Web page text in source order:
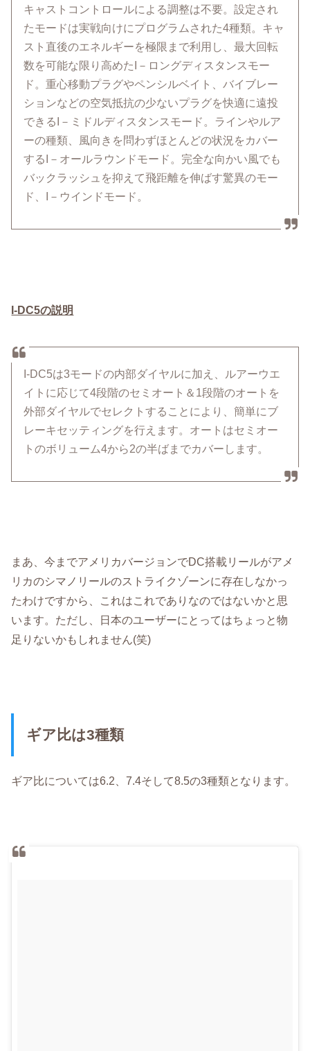
キャストコントロールによる調整は不要。設定され
たモードは実戦向けにプログラムされた4種類。キャ
スト直後のエネルギーを極限まで利用し、最大回転
数を可能な限り高めたI－ロングディスタンスモー
ド。重心移動プラグやペンシルベイト、バイブレー
ションなどの空気抵抗の少ないプラグを快適に遠投
できるI－ミドルディスタンスモード。ラインやルア
ーの種類、風向きを問わずほとんどの状況をカバー
するI－オールラウンドモード。完全な向かい風でも
バックラッシュを抑えて飛距離を伸ばす驚異のモー
ド、I－ウインドモード。
I-DC5の説明
I-DC5は3モードの内部ダイヤルに加え、ルアーウエ
イトに応じて4段階のセミオート＆1段階のオートを
外部ダイヤルでセレクトすることにより、簡単にブ
レーキセッティングを行えます。オートはセミオー
トのボリューム4から2の半ばまでカバーします。
まあ、今までアメリカバージョンでDC搭載リールがアメ
リカのシマノリールのストライクゾーンに存在しなかっ
たわけですから、これはこれでありなのではないかと思
います。ただし、日本のユーザーにとってはちょっと物
足りないかもしれません(笑)
ギア比は3種類
ギア比については6.2、7.4そして8.5の3種類となります。